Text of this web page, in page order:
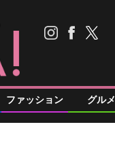
ファッション グルメ